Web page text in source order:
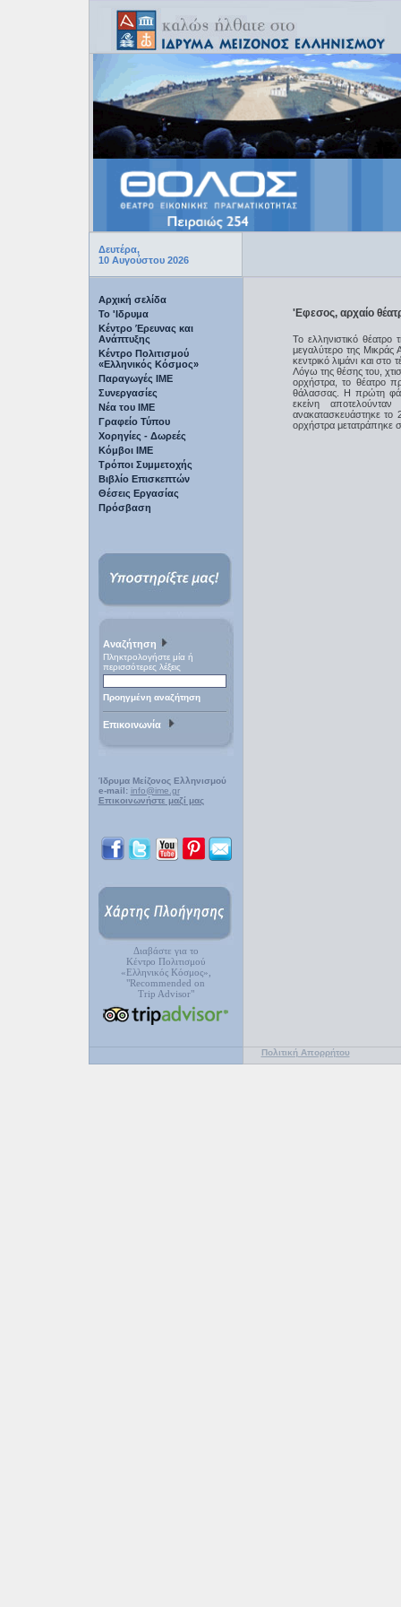
Δευτέρα,
10 Αυγούστου 2026
Αρχική σελίδα
Το 'Ιδρυμα
Κέντρο Έρευνας και
Ανάπτυξης
Κέντρο Πολιτισμού
«Ελληνικός Κόσμος»
Παραγωγές IME
Συνεργασίες
Νέα του ΙΜΕ
Γραφείο Τύπου
Χορηγίες - Δωρεές
Κόμβοι ΙΜΕ
Τρόποι Συμμετοχής
Βιβλίο Επισκεπτών
Θέσεις Εργασίας
Πρόσβαση
Αναζήτηση
Πληκτρολογήστε μία ή
περισσότερες λέξεις
Προηγμένη αναζήτηση
Επικοινωνία
Ίδρυμα Μείζονος Ελληνισμού
e-mail: info@ime.gr
Επικοινωνήστε μαζί μας
Διαβάστε για το
Κέντρο Πολιτισμού
«Ελληνικός Κόσμος»,
"Recommended on
Trip Advisor"
'Εφεσος, αρχαίο
Το ελληνιστικό
μεγαλύτερο της Μικράς
κεντρικό λιμάνι και
Λόγω της θέσης του,
ορχήστρα, το θέατρο
θάλασσας. Η πρώτη
εκείνη
ανακατασκευάστηκε
ορχήστρα μετατράπηκε
Πολιτική Απορρήτου